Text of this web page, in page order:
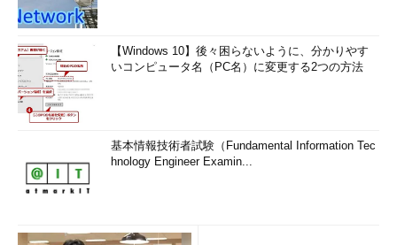
【Windows 10】後々困らないように、分かりやす
いコンピュータ名（PC名）に変更する2つの方法
基本情報技術者試験（Fundamental Information Tec
hnology Engineer Examin...